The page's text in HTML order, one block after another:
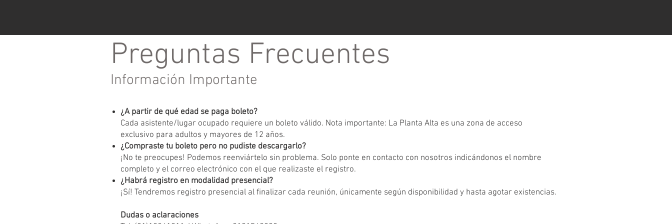
Preguntas Frecuentes
Información Importante
¿A partir de qué edad se paga boleto?
Cada asistente/lugar ocupado requiere un boleto válido. Nota importante: La Planta Alta es una zona de acceso
exclusivo para adultos y mayores de 12 años.
¿Compraste tu boleto pero no pudiste descargarlo?
¡No te preocupes! Podemos reenviártelo sin problema. Solo ponte en contacto con nosotros indicándonos el nombre
completo y el correo electrónico con el que realizaste el registro.
¿Habrá registro en modalidad presencial?
¡Sí! Tendremos registro presencial al finalizar cada reunión, únicamente según disponibilidad y hasta agotar existencias.
Dudas o aclaraciones